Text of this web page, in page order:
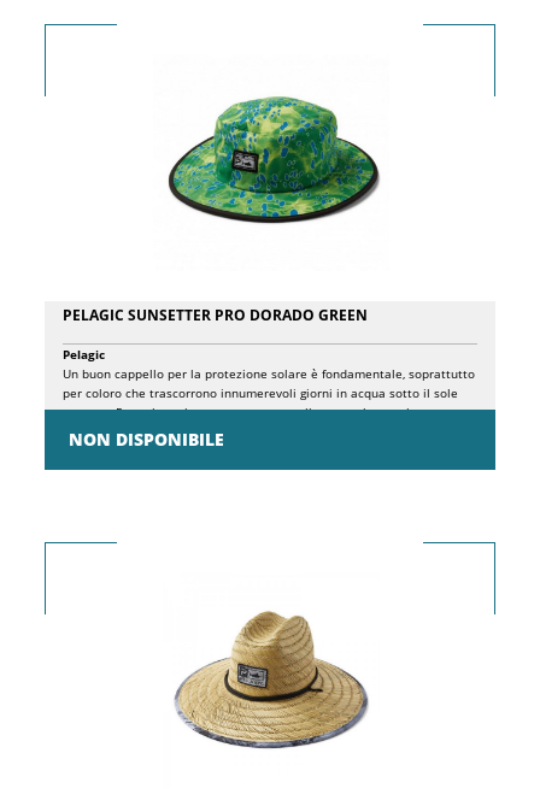
i cappelli da pesca Pelagic Sunsetter.
PELAGIC SUNSETTER PRO DORADO GREEN
NON DISPONIBILE
Pelagic
Un buon cappello per la protezione solare è fondamentale, soprattutto
per coloro che trascorrono innumerevoli giorni in acqua sotto il sole
cocente. Per coloro che cercano un cappello a tesa larga e leggero, non
guardare oltre il cappello da pesca Sunsetter. Caratterizzato da una
classificazione UPF 50+, proprietà traspiranti e fascia antisudore ad
alte prestazioni, questo cappello con protezione solare manterrà la
i cappelli da pesca Pelagic Sunsetter.